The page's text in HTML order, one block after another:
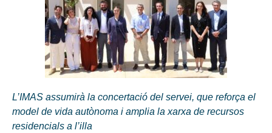
L’IMAS assumirà la concertació del servei, que reforça el
model de vida autònoma i amplia la xarxa de recursos
residencials a l’illa